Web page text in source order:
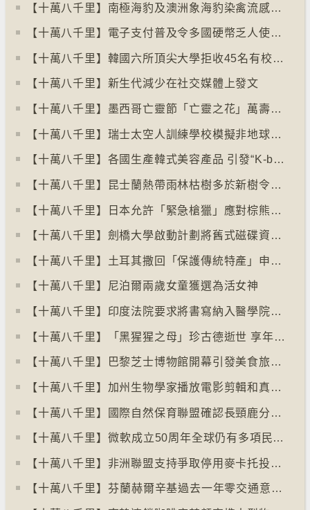
【十萬八千里】南極海豹及澳洲象海豹染禽流感病毒恐擴散
【十萬八千里】電子支付普及令多國硬幣乏人使用甚至停產
【十萬八千里】韓國六所頂尖大學拒收45名有校園暴力紀錄者入學
【十萬八千里】新生代減少在社交媒體上發文
【十萬八千里】墨西哥亡靈節「亡靈之花」萬壽菊失收
【十萬八千里】瑞士太空人訓練學校模擬非地球生活
【十萬八千里】各國生產韓式美容產品 引發“K-beauty”定義討論
【十萬八千里】昆士蘭熱帶雨林枯樹多於新樹令二氧化碳釋出量多於吸收量
【十萬八千里】日本允許「緊急槍獵」應對棕熊襲擊人類事件急增
【十萬八千里】劍橋大學啟動計劃將舊式磁碟資料存檔
【十萬八千里】土耳其撒回「保護傳統特產」申請德國烤肉多樣性獲保護
【十萬八千里】尼泊爾兩歲女童獲選為活女神
【十萬八千里】印度法院要求將書寫納入醫學院課程
【十萬八千里】「黑猩猩之母」珍古德逝世 享年91歲
【十萬八千里】巴黎芝士博物館開幕引發美食旅遊熱潮
【十萬八千里】加州生物學家播放電影剪輯和真人聲音驅狼
【十萬八千里】國際自然保育聯盟確認長頸鹿分四個品種有助制訂保育方案
【十萬八千里】⁠微軟成立50周年全球仍有多項民生系統沿用舊視窗系統
【十萬八千里】非洲聯盟支持爭取停用麥卡托投影法地點
【十萬八千里】⁠芬蘭赫爾辛基過去一年零交通意外致死個案